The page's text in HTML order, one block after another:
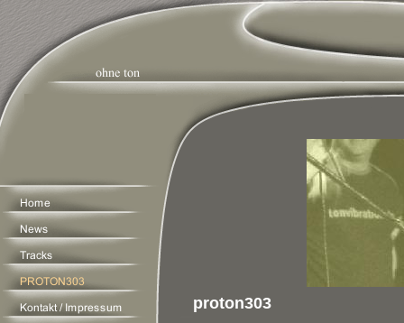
proton303